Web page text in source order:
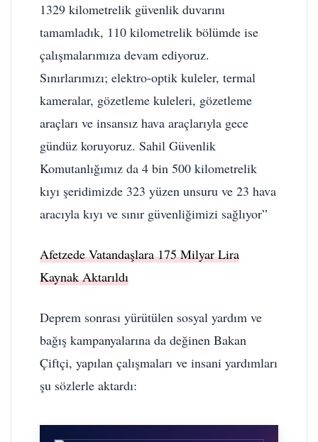
1329 kilometrelik güvenlik duvarını
tamamladık, 110 kilometrelik bölümde ise
çalışmalarımıza devam ediyoruz.
Sınırlarımızı; elektro-optik kuleler, termal
kameralar, gözetleme kuleleri, gözetleme
araçları ve insansız hava araçlarıyla gece
gündüz koruyoruz. Sahil Güvenlik
Komutanlığımız da 4 bin 500 kilometrelik
kıyı şeridimizde 323 yüzen unsuru ve 23 hava
aracıyla kıyı ve sınır güvenliğimizi sağlıyor”
Afetzede Vatandaşlara 175 Milyar Lira
Kaynak Aktarıldı
Deprem sonrası yürütülen sosyal yardım ve
bağış kampanyalarına da değinen Bakan
Çiftçi, yapılan çalışmaları ve insani yardımları
şu sözlerle aktardı: